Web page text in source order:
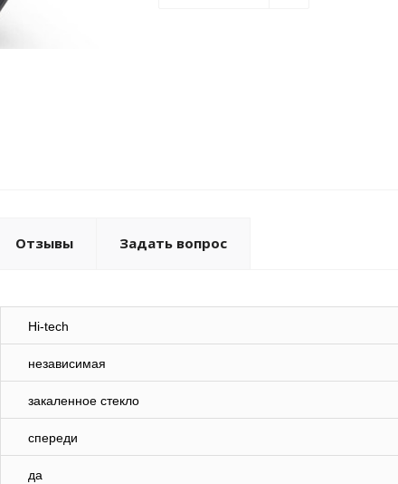
Отзывы Задать вопрос
Hi-tech
независимая
закаленное стекло
спереди
да